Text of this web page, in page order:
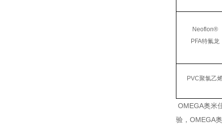
Neoflon®
PFA特氟龙
PVC聚氯乙
OMEGA奥米
验，OMEGA